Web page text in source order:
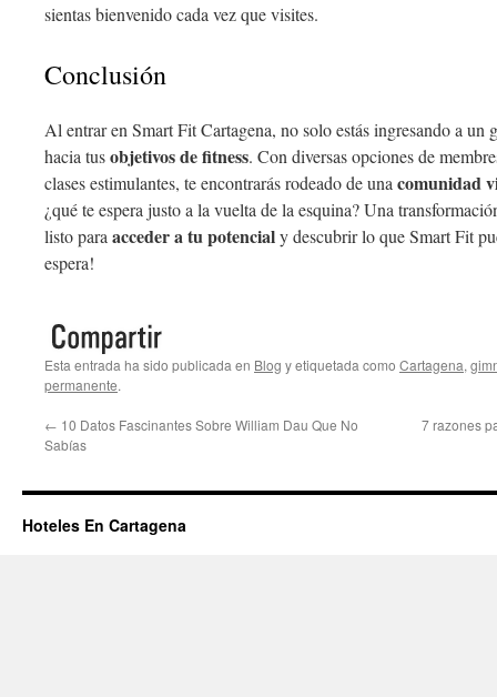
sientas bienvenido cada vez que visites.
Conclusión
Al entrar en Smart Fit Cartagena, no solo estás ingresando a un
hacia tusobjetivos de fitness. Con diversas opciones de
clases estimulantes, te encontrarás rodeado de una comunidad
¿qué te espera justo a la vuelta de la esquina? Una
listo para acceder a tu potencialy descubrir lo que Smart Fit
espera!
Esta entrada ha sido publicada en Blog y etiquetada como Cartagena,
permanente.
← 10 Datos Fascinantes Sobre William Dau Que No
Sabías
7 razones
Hoteles En Cartagena